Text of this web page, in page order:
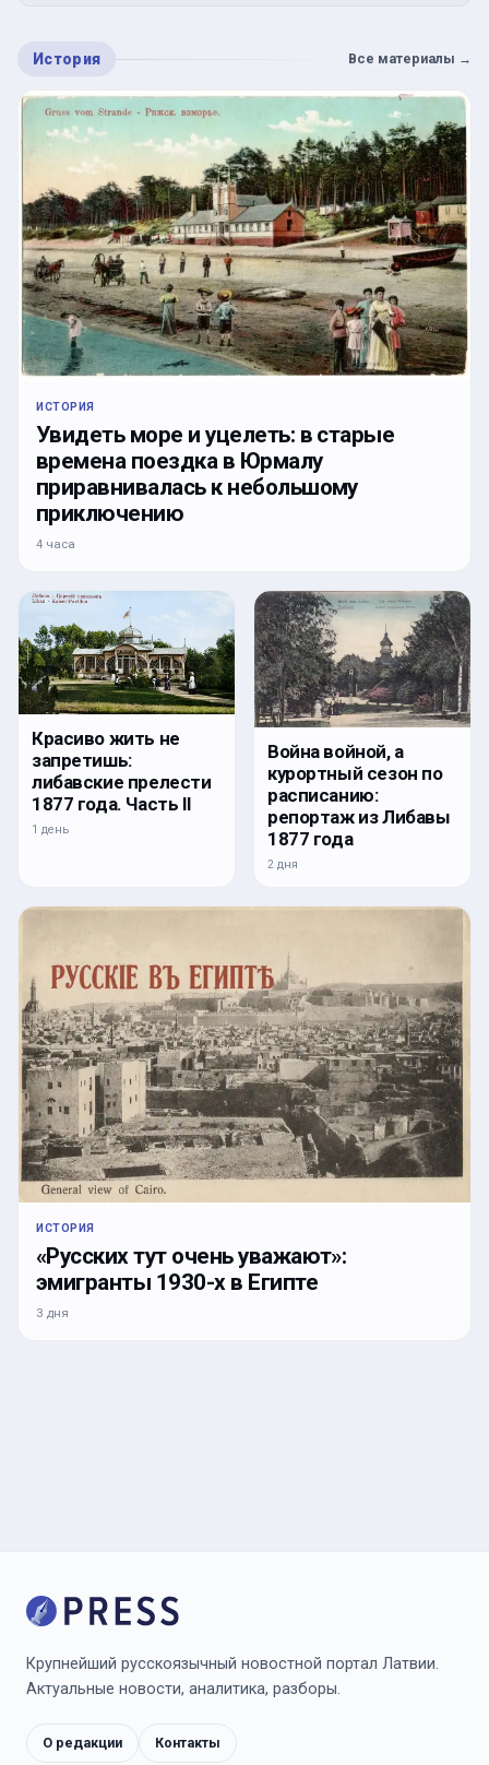
История Все материалы →
ИСТОРИЯ
Увидеть море и уцелеть: в старые
времена поездка в Юрмалу
приравнивалась к небольшому
приключению
4 часа
Красиво жить не
запретишь:
либавские прелести
1877 года. Часть II
1 день
Война войной, а
курортный сезон по
расписанию:
репортаж из Либавы
1877 года
2 дня
ИСТОРИЯ
«Русских тут очень уважают»:
эмигранты 1930-х в Египте
3 дня
Крупнейший русскоязычный новостной портал Латвии.
Актуальные новости, аналитика, разборы.
О редакции Контакты